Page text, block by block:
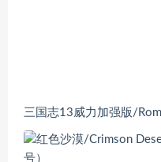
三国志13威力加强版/